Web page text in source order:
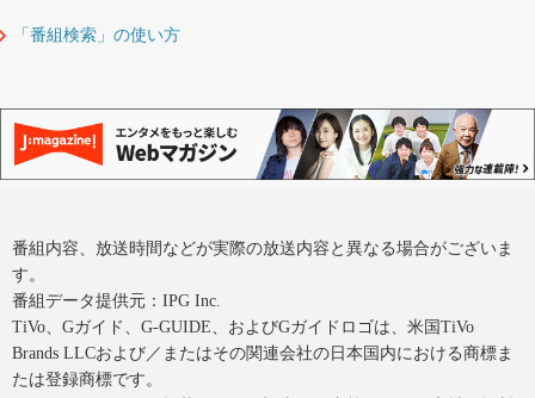
「番組検索」の使い方
番組内容、放送時間などが実際の放送内容と異なる場合がございま
す。
番組データ提供元：IPG Inc.
TiVo、Gガイド、G-GUIDE、およびGガイドロゴは、米国TiVo
Brands LLCおよび／またはその関連会社の日本国内における商標ま
たは登録商標です。